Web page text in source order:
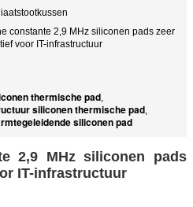
constante 2,9 MHz siliconen pads zeer
voor IT-infrastructuur
thermische pad,
siliconen thermische pad,
siliconen pad
2,9 MHz siliconen pads
IT-infrastructuur